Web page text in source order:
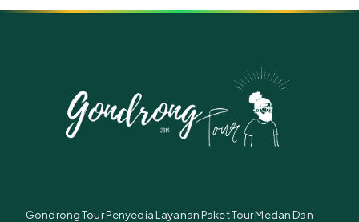
Gondrong Tour Penyedia Layanan Paket Tour Medan Dan